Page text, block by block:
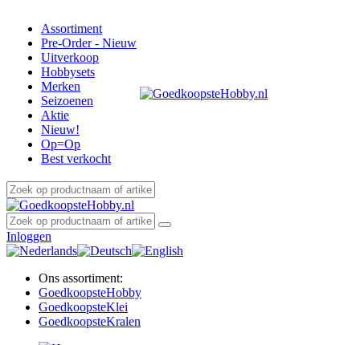
Assortiment
Pre-Order - Nieuw
Uitverkoop
Hobbysets
Merken
Seizoenen
Aktie
Nieuw!
Op=Op
Best verkocht
Inloggen
Ons assortiment:
GoedkoopsteHobby
GoedkoopsteKlei
GoedkoopsteKralen